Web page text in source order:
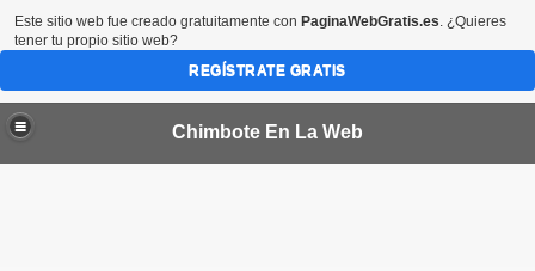
Chimbote En La Web
Este sitio web fue creado gratuitamente con PaginaWebGratis.es. ¿Quieres
tener tu propio sitio web?
REGÍSTRATE GRATIS